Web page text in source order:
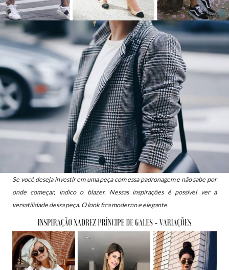
Se você deseja investir em uma peça com essa padronagem e não sabe por
onde começar, indico o blazer. Nessas inspirações é possível ver a
versatilidade dessa peça. O look fica moderno e elegante.